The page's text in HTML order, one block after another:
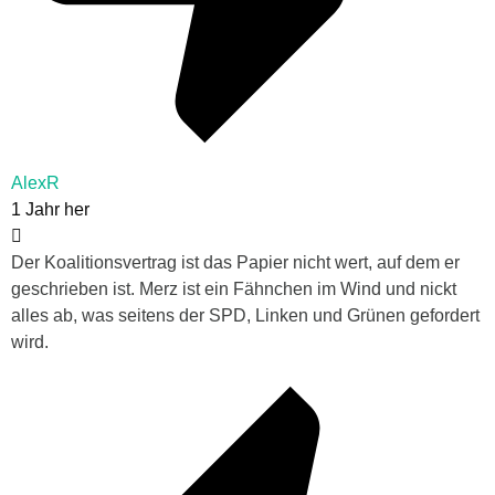
AlexR
1 Jahr her
Der Koalitionsvertrag ist das Papier nicht wert, auf dem er
geschrieben ist. Merz ist ein Fähnchen im Wind und nickt
alles ab, was seitens der SPD, Linken und Grünen gefordert
wird.